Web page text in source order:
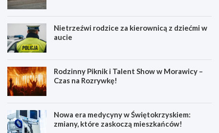
Nietrzeźwi rodzice za kierownicą z dziećmi w
aucie
Rodzinny Piknik i Talent Show w Morawicy –
Czas na Rozrywkę!
Nowa era medycyny w Świętokrzyskiem:
zmiany, które zaskoczą mieszkańców!